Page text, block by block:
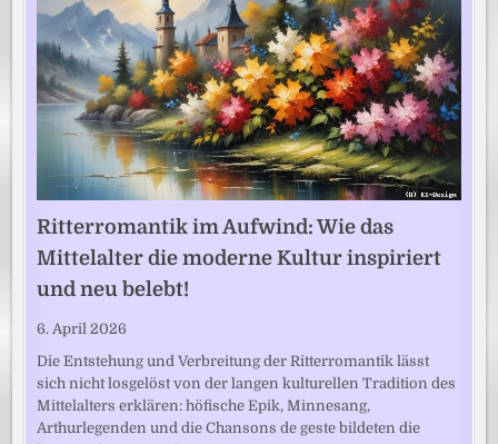
Ritterromantik im Aufwind: Wie das
Mittelalter die moderne Kultur inspiriert
und neu belebt!
6. April 2026
Die Entstehung und Verbreitung der Ritterromantik lässt
sich nicht losgelöst von der langen kulturellen Tradition des
Mittelalters erklären: höfische Epik, Minnesang,
Arthurlegenden und die Chansons de geste bildeten die